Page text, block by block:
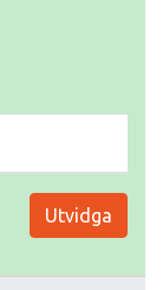
Utvidga